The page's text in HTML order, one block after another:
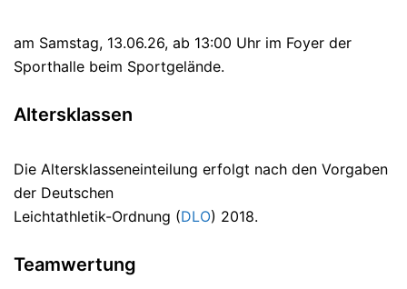
am Samstag, 13.06.26, ab 13:00 Uhr im Foyer der
Sporthalle beim Sportgelände.
Altersklassen
Die Altersklasseneinteilung erfolgt nach den Vorgaben
der Deutschen
Leichtathletik-Ordnung (DLO) 2018.
Teamwertung